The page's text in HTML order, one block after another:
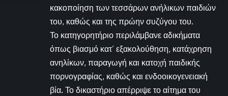
κακοποίηση των τεσσάρων ανήλικων παιδιών
του, καθώς και της πρώην συζύγου του.
Το κατηγορητήριο περιλάμβανε αδικήματα
όπως βιασμό κατ’ εξακολούθηση, κατάχρηση
ανηλίκων, παραγωγή και κατοχή παιδικής
πορνογραφίας, καθώς και ενδοοικογενειακή
βία. Το δικαστήριο απέρριψε το αίτημα του